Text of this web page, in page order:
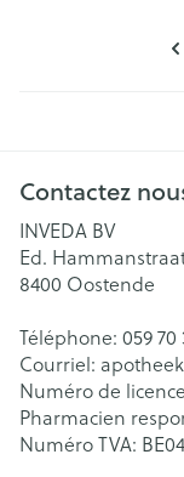
Contactez
INVEDA BV
Ed.
8400 Oostende
Téléphone: 059 70
Courriel:
Numéro de
Pharmacien
Numéro TVA: